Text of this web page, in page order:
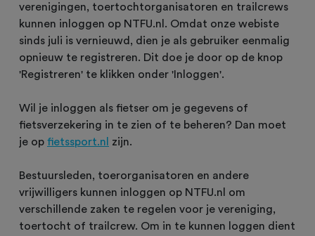
verenigingen, toertochtorganisatoren en trailcrews
kunnen inloggen op NTFU.nl. Omdat onze webiste
sinds juli is vernieuwd, dien je als gebruiker eenmalig
opnieuw te registreren. Dit doe je door op de knop
'Registreren' te klikken onder 'Inloggen'.
Wil je inloggen als fietser om je gegevens of
fietsverzekering in te zien of te beheren? Dan moet
je op fietssport.nl zijn.
Bestuursleden, toerorganisatoren en andere
vrijwilligers kunnen inloggen op NTFU.nl om
verschillende zaken te regelen voor je vereniging,
toertocht of trailcrew. Om in te kunnen loggen dient